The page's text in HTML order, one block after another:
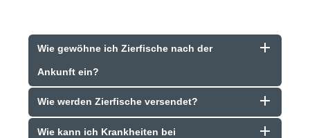
Wie gewöhne ich Zierfische nach der
Ankunft ein?
Wie werden Zierfische versendet?
Wie kann ich Krankheiten bei